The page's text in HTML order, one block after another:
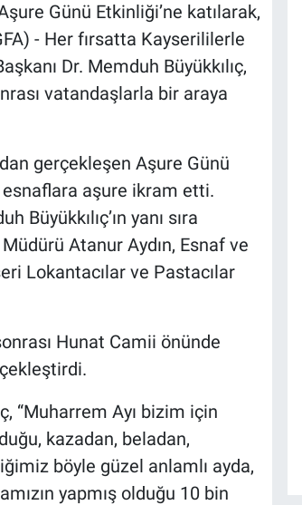
Günü Etkinliği’ne katılarak,
- Her fırsatta Kayserililerle
Dr. Memduh Büyükkılıç,
vatandaşlarla bir araya
gerçekleşen Aşure Günü
esnaflara aşure ikram etti.
Büyükkılıç’ın yanı sıra
Atanur Aydın, Esnaf ve
Lokantacılar ve Pastacılar
Hunat Camii önünde
“Muharrem Ayı bizim için
kazadan, beladan,
böyle güzel anlamlı ayda,
yapmış olduğu 10 bin